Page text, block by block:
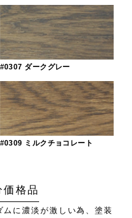
#0307 ダークグレー
#0309 ミルクチョコレート
格品
に濃淡が激しい為、塗装